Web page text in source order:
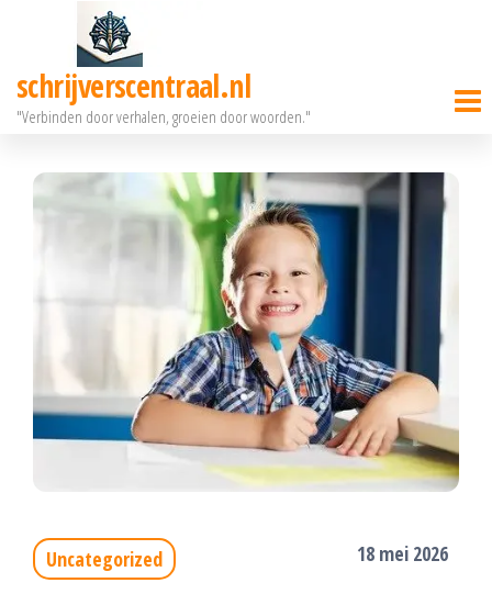
deschrijverscentraal.nl
"Verbinden door verhalen, groeien door woorden."
Uncategorized 18 mei 2026